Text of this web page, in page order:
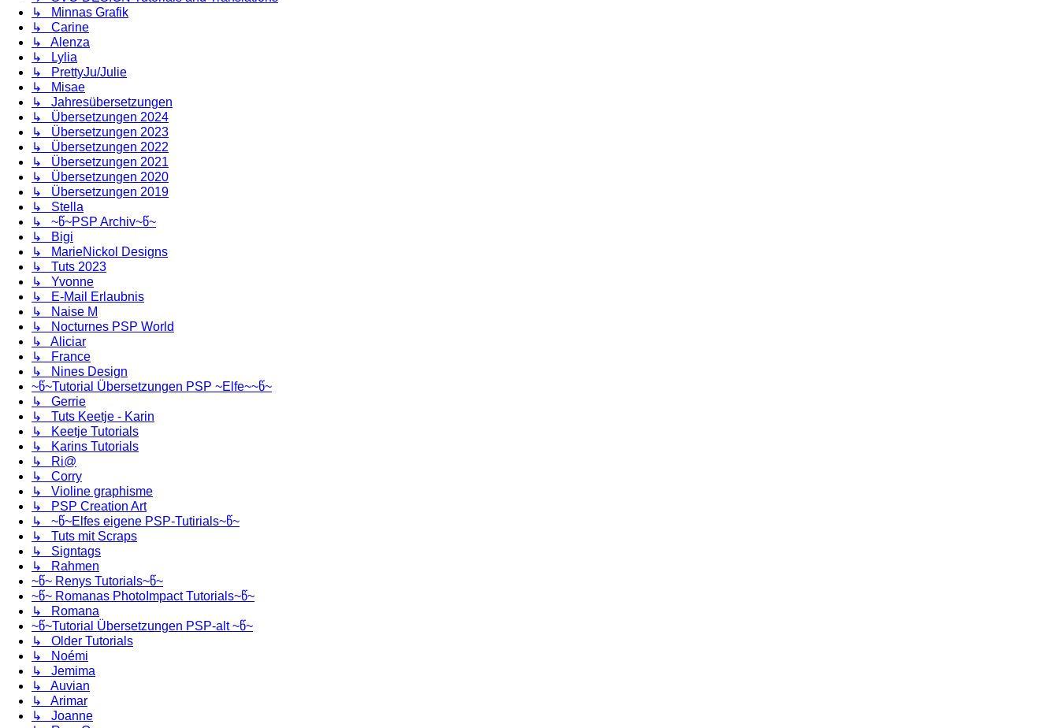
↳ Minnas Grafik
↳ Carine
↳ Alenza
↳ Lylia
↳ PrettyJu/Julie
↳ Misae
↳ Jahresübersetzungen
↳ Übersetzungen 2024
↳ Übersetzungen 2023
↳ Übersetzungen 2022
↳ Übersetzungen 2021
↳ Übersetzungen 2020
↳ Übersetzungen 2019
↳ Stella
↳ ~წ~PSP Archiv~წ~
↳ Bigi
↳ MarieNickol Designs
↳ Tuts 2023
↳ Yvonne
↳ E-Mail Erlaubnis
↳ Naise M
↳ Nocturnes PSP World
↳ Aliciar
↳ France
↳ Nines Design
~წ~Tutorial Übersetzungen PSP ~Elfe~~წ~
↳ Gerrie
↳ Tuts Keetje - Karin
↳ Keetje Tutorials
↳ Karins Tutorials
↳ Ri@
↳ Corry
↳ Violine graphisme
↳ PSP Creation Art
↳ ~წ~Elfes eigene PSP-Tutirials~წ~
↳ Tuts mit Scraps
↳ Signtags
↳ Rahmen
~წ~ Renys Tutorials~წ~
~წ~ Romanas PhotoImpact Tutorials~წ~
↳ Romana
~წ~Tutorial Übersetzungen PSP-alt ~წ~
↳ Older Tutorials
↳ Noémi
↳ Jemima
↳ Auvian
↳ Arimar
↳ Joanne